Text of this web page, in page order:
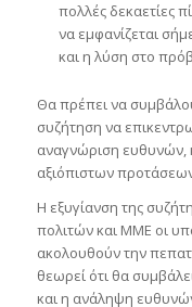
πολλές δεκαετίες
να εμφανίζεται
και η λύση στο
Θα πρέπει να
συζήτηση να
αναγνώριση ευθυνών,
αξιόπιστων
Η εξυγίανση της
πολιτών και ΜΜΕ οι
ακολουθούν την
θεωρεί ότι θα
και η ανάληψη